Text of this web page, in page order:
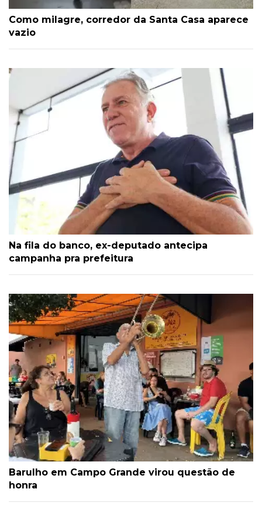
Como milagre, corredor da Santa Casa aparece
vazio
Na fila do banco, ex-deputado antecipa
campanha pra prefeitura
Barulho em Campo Grande virou questão de
honra